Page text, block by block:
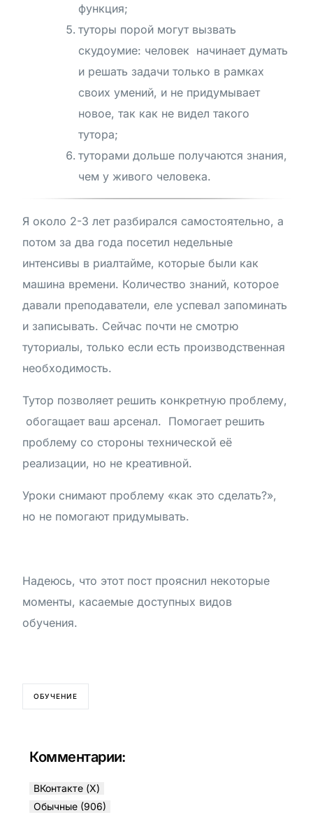
функция;
туторы порой могут вызвать
скудоумие: человек начинает думать
и решать задачи только в рамках
своих умений, и не придумывает
новое, так как не видел такого
тутора;
туторами дольше получаются знания,
чем у живого человека.
Я около 2-3 лет разбирался самостоятельно, а
потом за два года посетил недельные
интенсивы в риалтайме, которые были как
машина времени. Количество знаний, которое
давали преподаватели, еле успевал запоминать
и записывать. Сейчас почти не смотрю
туториалы, только если есть производственная
необходимость.
Тутор позволяет решить конкретную проблему,
обогащает ваш арсенал. Помогает решить
проблему со стороны технической её
реализации, но не креативной.
Уроки снимают проблему «как это сделать?»,
но не помогают придумывать.
Надеюсь, что этот пост прояснил некоторые
моменты, касаемые доступных видов
обучения.
ОБУЧЕНИЕ
Комментарии:
ВКонтакте (X)
Обычные (906)